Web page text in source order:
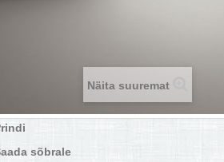
Näita suuremat
sõbrale